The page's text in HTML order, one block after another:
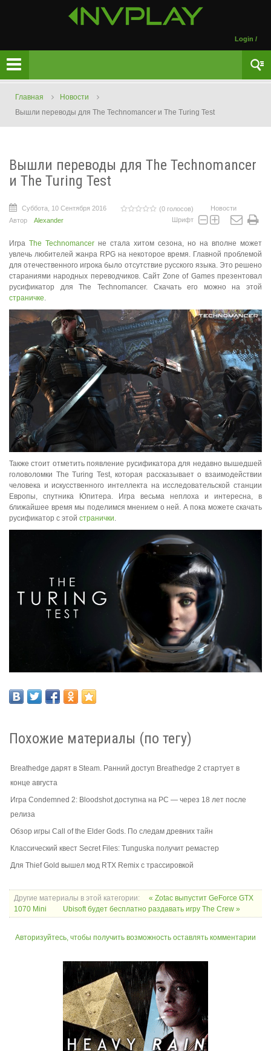
Login /
Главная
Новости
Вышли переводы для The Technomancer и The Turing Test
Вышли переводы для The Technomancer
и The Turing Test
Суббота, 10 Сентября 2016 (0 голосов)
Новости
Автор
Alexander Шрифт
Игра The Technomancer не стала хитом сезона, но на вполне может
увлечь любителей жанра RPG на некоторое время. Главной проблемой
для отечественного игрока было отсутствие русского языка. Это решено
стараниями народных переводчиков. Сайт Zone of Games презентовал
русификатор для The Technomancer. Скачать его можно на этой
страничке.
Также стоит отметить появление русификатора для недавно вышедшей
головоломки The Turing Test, которая рассказывает о взаимодействии
человека и искусственного интеллекта на исследовательской станции
Европы, спутника Юпитера. Игра весьма неплоха и интересна, в
ближайшее время мы поделимся мнением о ней. А пока можете скачать
русификатор с этой странички.
Похожие материалы (по тегу)
Breathedge дарят в Steam. Ранний доступ Breathedge 2 стартует в
конце августа
Игра Condemned 2: Bloodshot доступна на PC — через 18 лет после
релиза
Обзор игры Call of the Elder Gods. По следам древних тайн
Классический квест Secret Files: Tunguska получит ремастер
Для Thief Gold вышел мод RTX Remix с трассировкой
Другие материалы в этой категории:
« Zotac выпустит GeForce GTX
1070 Mini
Ubisoft будет бесплатно раздавать игру The Crew »
Авторизуйтесь, чтобы получить возможность оставлять комментарии